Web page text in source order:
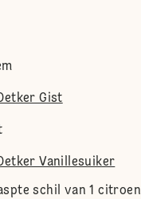
Gist
Vanillesuiker
schil van 1 citroen